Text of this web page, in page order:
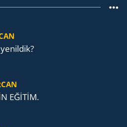
EĞİTİM.